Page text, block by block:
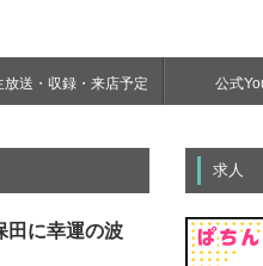
放送・収録・来店予定 公式
田に幸運の波
求人